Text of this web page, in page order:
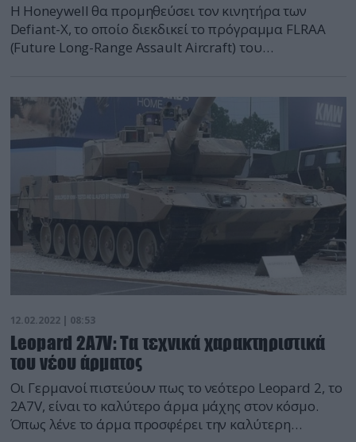
H Honeywell θα προμηθεύσει τον κινητήρα των
Defiant-X, το οποίο διεκδικεί το πρόγραμμα FLRAA
(Future Long-Range Assault Aircraft) του
αναβαθμισμένη έκδοση του SB-1 Defiant. Σύμφωνα
με την κοινοπραξία Boeing και Sikorsky το Defiant-X,
σε σχέση με το SB-1 Defiant, θα είναι ταχύτερο, […]
12.02.2022 | 08:53
Leopard 2A7V: Τα τεχνικά χαρακτηριστικά
του νέου άρματος
Οι Γερμανοί πιστεύουν πως το νεότερο Leopard 2, το
2Α7V, είναι το καλύτερο άρμα μάχης στον κόσμο.
Όπως λένε το άρμα προσφέρει την καλύτερη